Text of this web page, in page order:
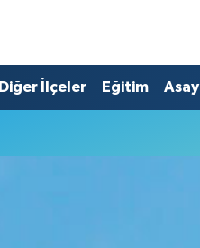
Diğer İlçeler Eğitim